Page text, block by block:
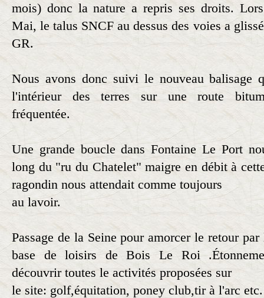
mois) donc la nature a repris ses droits.
Mai, le talus SNCF au dessus des voies a
GR.
Nous avons donc suivi le nouveau balisage
l'intérieur des terres sur une route
fréquentée.
Une grande boucle dans Fontaine Le Port
long du "ru du Chatelet" maigre en débit à
ragondin nous attendait comme toujours
au lavoir.
Passage de la Seine pour amorcer le retour
base de loisirs de Bois Le Roi
découvrir toutes le activités proposées sur
le site: golf,équitation, poney club,tir à l'arc etc.